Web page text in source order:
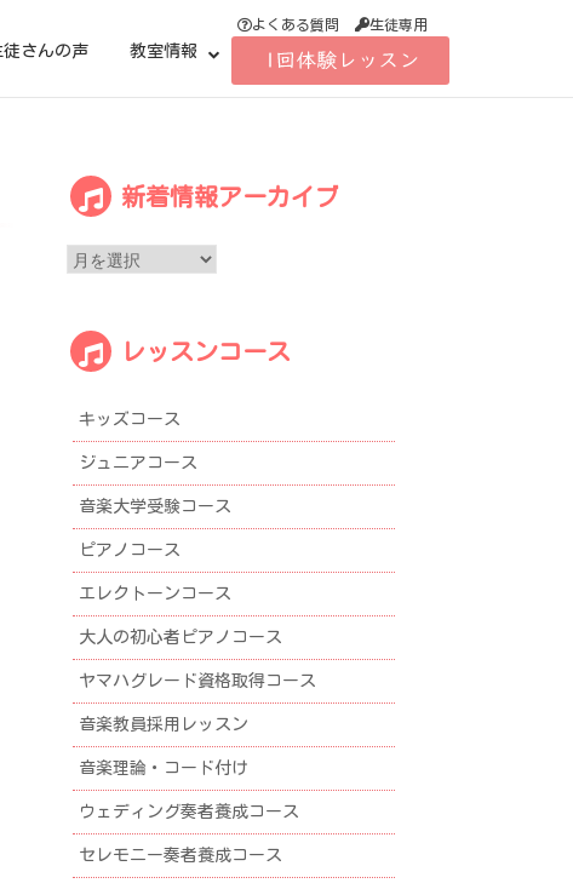
徒さんの声 教室情報
よくある質問 生徒専用
新着情報アーカイブ
レッスンコース
キッズコース
ジュニアコース
音楽大学受験コース
ピアノコース
エレクトーンコース
大人の初心者ピアノコース
ヤマハグレード資格取得コース
音楽教員採用レッスン
音楽理論・コード付け
ウェディング奏者養成コース
セレモニー奏者養成コース